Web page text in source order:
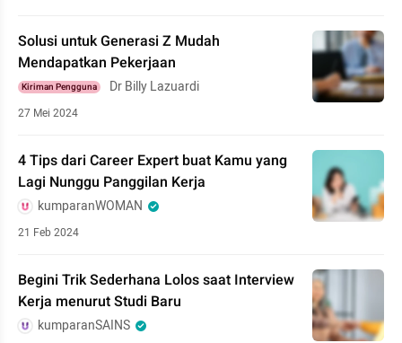
Solusi untuk Generasi Z Mudah
Mendapatkan Pekerjaan
Kiriman Pengguna Dr Billy Lazuardi
27 Mei 2024
4 Tips dari Career Expert buat Kamu yang
Lagi Nunggu Panggilan Kerja
kumparanWOMAN
21 Feb 2024
Begini Trik Sederhana Lolos saat Interview
Kerja menurut Studi Baru
kumparanSAINS